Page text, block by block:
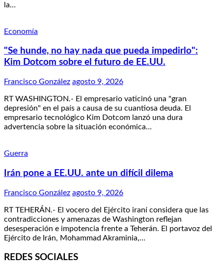
la…
Economía
"Se hunde, no hay nada que pueda impedirlo":
Kim Dotcom sobre el futuro de EE.UU.
Francisco González agosto 9, 2026
RT WASHINGTON.- El empresario vaticinó una "gran
depresión" en el país a causa de su cuantiosa deuda. El
empresario tecnológico Kim Dotcom lanzó una dura
advertencia sobre la situación económica…
Guerra
Irán pone a EE.UU. ante un difícil dilema
Francisco González agosto 9, 2026
RT TEHERÁN.- El vocero del Ejército iraní considera que las
contradicciones y amenazas de Washington reflejan
desesperación e impotencia frente a Teherán. El portavoz del
Ejército de Irán, Mohammad Akraminia,…
REDES SOCIALES